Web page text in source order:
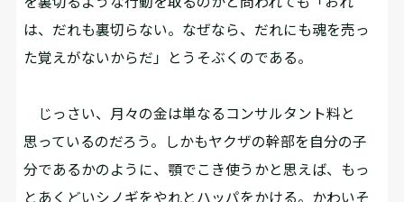
は、だれも裏切らない。なぜなら、だれにも魂を売っ
た覚えがないからだ」とうそぶくのである。
じっさい、月々の金は単なるコンサルタント料と
思っているのだろう。しかもヤクザの幹部を自分の子
分であるかのように、顎でこき使うかと思えば、もっ
とあくどいシノギをやれとハッパをかける。かわいそ